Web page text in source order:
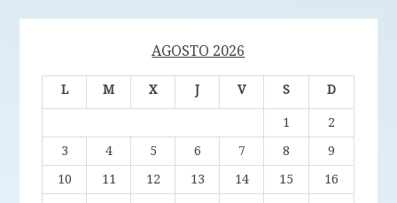
AGOSTO 2026
L M X J V S D
1
2
3
4 5 6 7 8
9
10
11 12 13 14 15
16